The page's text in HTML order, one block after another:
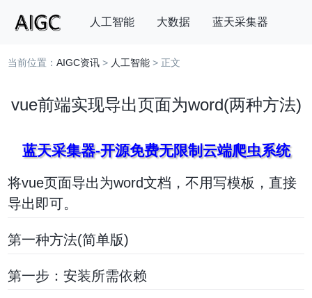
人工智能 大数据 蓝天采集器
搜索
当前位置：AIGC资讯 > 人工智能 > 正文
vue前端实现导出页面为word(两种方法)
蓝天采集器-开源免费无限制云端爬虫系统
将vue页面导出为word文档，不用写模板，直接
导出即可。
第一种方法(简单版)
第一步：安装所需依赖